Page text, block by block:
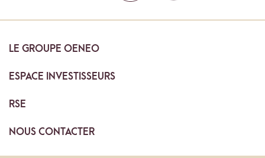
LE GROUPE OENEO
ESPACE INVESTISSEURS
RSE
NOUSCONTACTER